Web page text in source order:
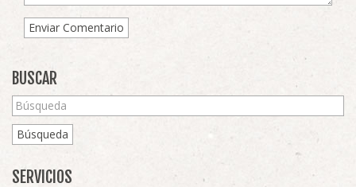
BUSCAR
Búsqueda
SERVICIOS